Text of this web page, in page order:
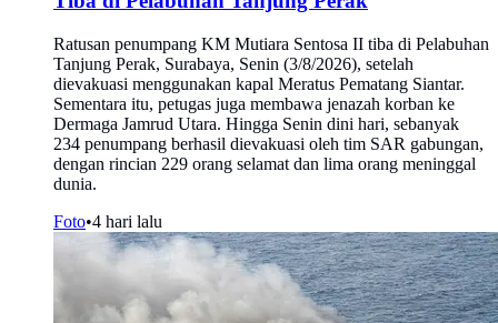
Ratusan penumpang KM Mutiara Sentosa II tiba di Pelabuhan
Tanjung Perak, Surabaya, Senin (3/8/2026), setelah
dievakuasi menggunakan kapal Meratus Pematang Siantar.
Sementara itu, petugas juga membawa jenazah korban ke
Dermaga Jamrud Utara. Hingga Senin dini hari, sebanyak
234 penumpang berhasil dievakuasi oleh tim SAR gabungan,
dengan rincian 229 orang selamat dan lima orang meninggal
dunia.
Foto•4 hari lalu